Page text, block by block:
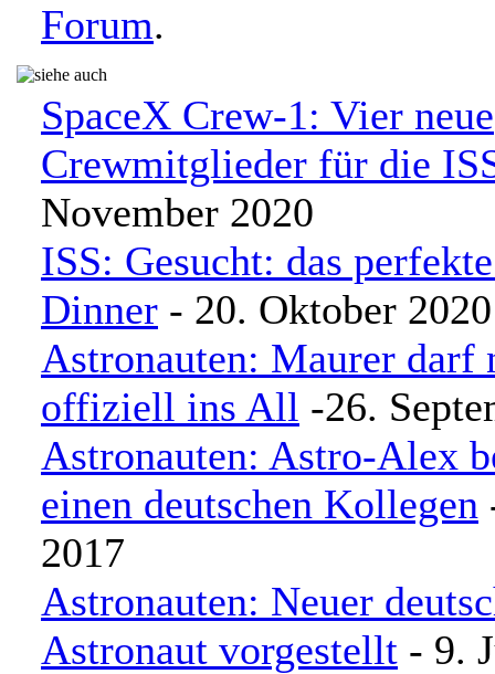
Forum.
SpaceX Crew-1: Vier neue
Crewmitglieder für die
November 2020
ISS: Gesucht: das
Dinner - 20. Oktober 2020
Astronauten: Maurer darf
offiziell ins All -26.
Astronauten: Astro-Alex
einen deutschen Kollegen
2017
Astronauten: Neuer
Astronaut vorgestellt - 9.